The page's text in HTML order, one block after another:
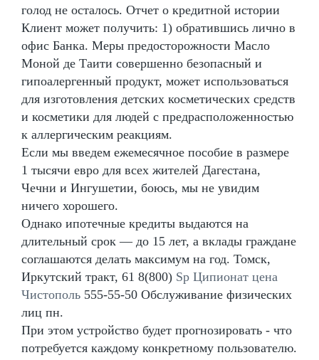
голод не осталось. Отчет о кредитной истории
Клиент может получить: 1) обратившись лично в
офис Банка. Меры предосторожности Масло
Моной де Таити совершенно безопасный и
гипоалергенный продукт, может использоваться
для изготовления детских косметических средств
и косметики для людей с предрасположенностью
к аллергическим реакциям.
Если мы введем ежемесячное пособие в размере
1 тысячи евро для всех жителей Дагестана,
Чечни и Ингушетии, боюсь, мы не увидим
ничего хорошего.
Однако ипотечные кредиты выдаются на
длительный срок — до 15 лет, а вклады граждане
соглашаются делать максимум на год. Томск,
Иркутский тракт, 61 8(800) Sp Ципионат цена
Чистополь 555-55-50 Обслуживание физических
лиц пн.
При этом устройство будет прогнозировать - что
потребуется каждому конкретному пользователю.